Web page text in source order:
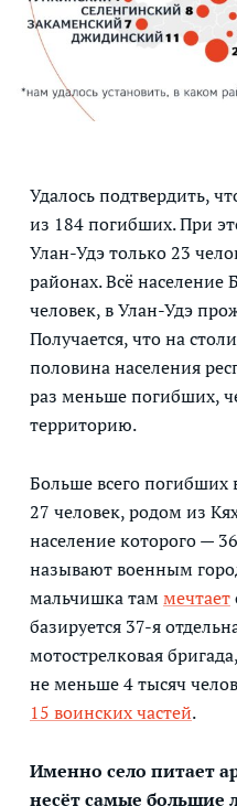
Удалось подтвердить,
из 184 погибших. При
Улан-Удэ только 23
районах. Всё население
человек, в Улан-Удэ
Получается, что на
половина населения
раз меньше погибших,
территорию.
Больше всего погибших
27 человек, родом из
население которого —
называют военным
мальчишка таммечтает
базируется 37-я
мотострелковая
не меньше 4 тысяч
15 воинских частей.
Именно село питает
несёт самые большие